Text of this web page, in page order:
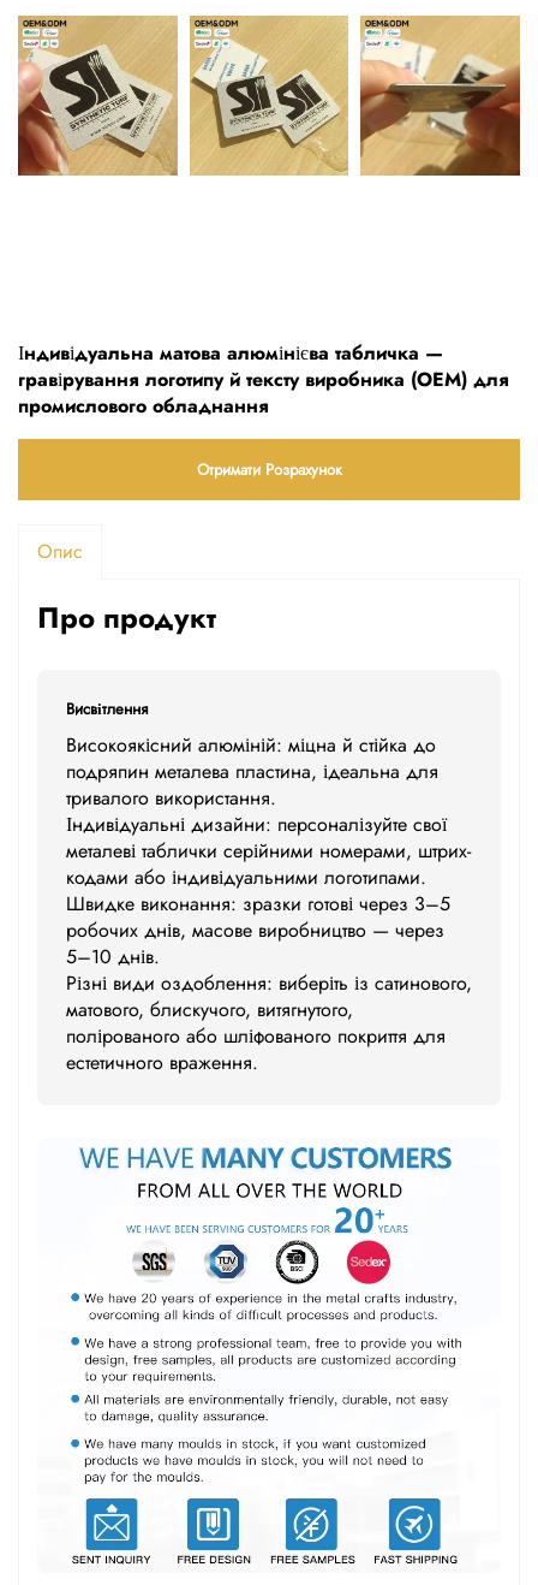
Індивідуальна матова алюмінієва табличка —
гравірування логотипу й тексту виробника (OEM) для
промислового обладнання
Отримати Розрахунок
Опис
Про продукт
Висвітлення
Високоякісний алюміній: міцна й стійка до
подряпин металева пластина, ідеальна для
тривалого використання.
Індивідуальні дизайни: персоналізуйте свої
металеві таблички серійними номерами, штрих-
кодами або індивідуальними логотипами.
Швидке виконання: зразки готові через 3–5
робочих днів, масове виробництво — через
5–10 днів.
Різні види оздоблення: виберіть із сатинового,
матового, блискучого, витягнутого,
полірованого або шліфованого покриття для
естетичного враження.